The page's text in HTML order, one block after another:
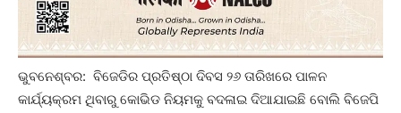
ଭୁବନେଶ୍ବର: ବିଜେଡିର ପ୍ରତିଷ୍ଠା ଦିବସ ୨୬ ତାରିଖରେ ପାଳନ
କାର୍ଯ୍ୟକ୍ରମ ଥିବାରୁ କୋଭିଡ ନିୟମକୁ ବଦଳାଇ ଦିଆଯାଇଛି ବୋଲି ବିଜେପି